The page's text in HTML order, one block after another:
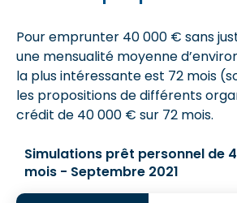
Pour emprunter 40 000 € sans
une mensualité moyenne
la plus intéressante est 72 mois
les propositions de différents
crédit de 40 000 € sur 72 mois.
Simulations prêt personnel de
mois - Septembre 2021